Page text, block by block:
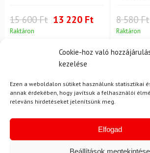
Cookie-hoz való
kezelése
Ezen a weboldalon sütiket használunk statisztikai
annak érdekében, hogy javítsuk a felhasználói
releváns hirdetéseket jelenítsünk meg.
Elfogad
Beállítások megtekintése
15 600 Ft 13 220 Ft
Raktáron
8 580 Ft
Raktáron
Ingyenes szállítás